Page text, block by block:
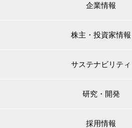
小型船舶・漁船用塗料・漁網用防汚剤
企業情報
株主・投資家情報
株主・投資家情報 トップサステナビリティ
サステナビリティ トップ研究・開発
採用情報